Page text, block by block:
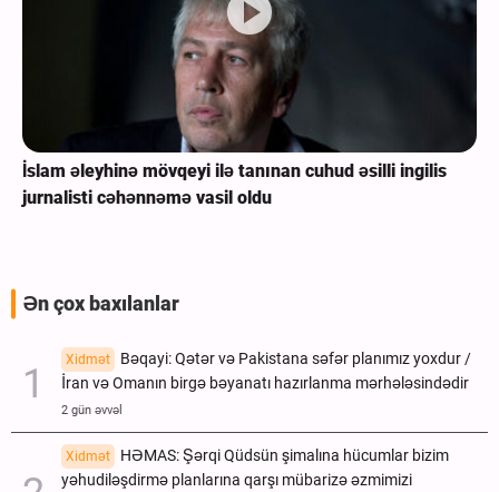
İslam əleyhinə mövqeyi ilə tanınan cuhud əsilli ingilis
jurnalisti cəhənnəmə vasil oldu
Ən çox baxılanlar
Xidmət
Bəqayi: Qətər və Pakistana səfər planımız yoxdur /
İran və Omanın birgə bəyanatı hazırlanma mərhələsindədir
2 gün əvvəl
Xidmət
HƏMAS: Şərqi Qüdsün şimalına hücumlar bizim
yəhudiləşdirmə planlarına qarşı mübarizə əzmimizi